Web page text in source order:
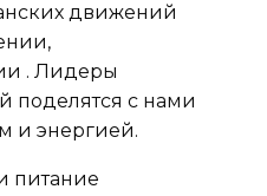
движений
. Лидеры
поделятся с нами
и энергией.
питание